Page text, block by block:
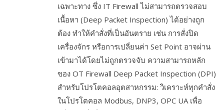
เฉพาะทาง ซึ่ง IT Firewall ไม่สามารถตรวจสอบ
เนื้อหา (Deep Packet Inspection) ได้อย่างถูก
ต้อง ทำให้คำสั่งที่เป็นอันตราย เช่น การสั่งปิด
เครื่องจักร หรือการเปลี่ยนค่า Set Point อาจผ่าน
เข้ามาได้โดยไม่ถูกตรวจจับ ความสามารถหลัก
ของ OT Firewall Deep Packet Inspection (DPI)
สำหรับโปรโตคอลอุตสาหกรรม: วิเคราะห์ทุกคำสั่ง
ในโปรโตคอล Modbus, DNP3, OPC UA เพื่อ